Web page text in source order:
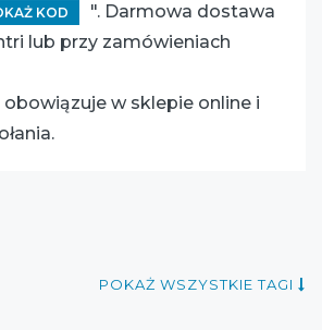
KOD
". Darmowa dostawa
lub przy zamówieniach
w sklepie online i
POKAŻ WSZYSTKIE TAGI